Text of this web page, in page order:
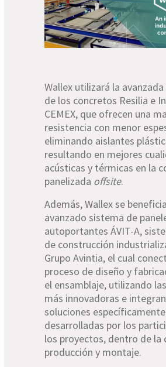
Wallex utilizará la
de los concretos Resilia e
CEMEX, que ofrecen una
resistencia con menor
eliminando aislantes
resultando en mejores
acústicas y térmicas en la
panelizada offsite.
Además, Wallex se
avanzado sistema de
autoportantes ÁVIT-A,
de construcción
Grupo Avintia, el cual
proceso de diseño y
el ensamblaje, utilizando
más innovadoras e
soluciones específicamente
desarrolladas por los
los proyectos, dentro de la
producción y montaje.